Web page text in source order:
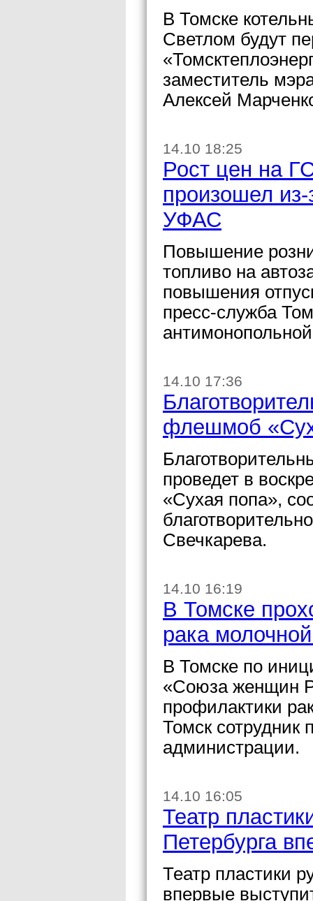
В Томске
Светлом будут
заместитель
Алексей
14.10 18:25
Рост цен на
произошел
УФАС
Повышение
топливо на
повышения
пресс-служба
14.10 17:36
флешмоб
проведет в
«Сухая попа»,
Свечкарева.
14.10 16:19
В Томске
рака
В Томске по
«Союза женщин
профилактики
Томск сотрудник
администрации.
14.10 16:05
Театр
Петербурга
Театр пластики
впервые